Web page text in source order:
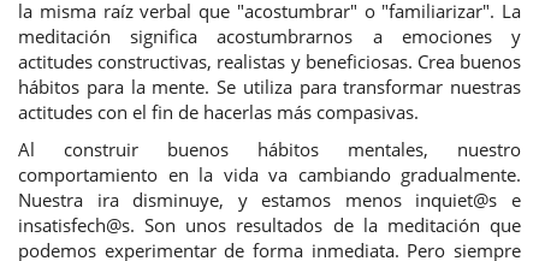
la misma raíz verbal que "acostumbrar" o "familiarizar". La
meditación significa acostumbrarnos a emociones y
actitudes constructivas, realistas y beneficiosas. Crea buenos
hábitos para la mente. Se utiliza para transformar nuestras
actitudes con el fin de hacerlas más compasivas.
Al construir buenos hábitos mentales, nuestro
comportamiento en la vida va cambiando gradualmente.
Nuestra ira disminuye, y estamos menos inquiet@s e
insatisfech@s. Son unos resultados de la meditación que
podemos experimentar de forma inmediata. Pero siempre